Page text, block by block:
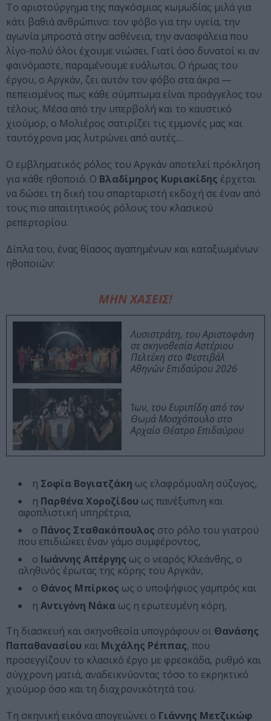
Το αριστούργημα της παγκόσμιας κωμωδίας μιλά για
κάτι βαθιά ανθρώπινο: τον φόβο για την υγεία, την
αγωνία μπροστά στην ασθένεια, την ανασφάλεια που
λίγο-πολύ όλοι έχουμε νιώσει. Γιατί όσο δυνατοί κι αν
φαινόμαστε, παραμένουμε ευάλωτοι. Ο ήρωας του
έργου, ο Αργκάν, ζει αυτόν τον φόβο στα άκρα —
πεπεισμένος πως κάθε σύμπτωμα είναι προάγγελος του
τέλους. Μέσα από την υπερβολή και το καυστικό
χιούμορ, ο Μολιέρος σατιρίζει τις εμμονές μας και
ταυτόχρονα μας λυτρώνει από αυτές…
Ο εμβληματικός ρόλος του Αργκάν αποτελεί πρόκληση
για κάθε ηθοποιό. Ο Βλαδίμηρος Κυριακίδης έρχεται
να δώσει τη δική του σπαρταριστή εκδοχή σε έναν από
τους πιο απαιτητικούς ρόλους του κλασικού
ρεπερτορίου.
Δίπλα του, ένας θίασος αγαπημένων και καταξιωμένων
ηθοποιών:
ΜΗΝ ΧΑΣΕΙΣ!
Λυσιστράτη, του Αριστοφάνη
σε σκηνοθεσία Αστέριου
Πελτέκη στο Φεστιβάλ
Αθηνών Επιδαύρου 2026
Ίων, του Ευριπίδη από τον
Θωμά Μοσχόπουλο στο
Αρχαίο Θέατρο Επιδαύρου
η Σοφία Βογιατζάκη ως ελαφρόμυαλη σύζυγος,
η Παρθένα Χοροζίδου ως πανέξυπνη και
αφοπλιστική υπηρέτρια,
ο Πάνος Σταθακόπουλος στο ρόλο του γιατρού
που επιδιώκει έναν γάμο συμφέροντος,
ο Ιωάννης Απέργης ως ο νεαρός Κλεάνθης, ο
αληθινός έρωτας της κόρης του Αργκάν,
ο Θάνος Μπίρκος ως ο υποψήφιος γαμπρός και
η Αντιγόνη Νάκα ως η ερωτευμένη κόρη,
Τη διασκευή και σκηνοθεσία υπογράφουν οι Θανάσης
Παπαθανασίου και Μιχάλης Ρέππας, που
προσεγγίζουν το κλασικό έργο με φρεσκάδα, ρυθμό και
σύγχρονη ματιά, αναδεικνύοντας τόσο το εκρηκτικό
χιούμορ όσο και τη διαχρονικότητά του.
Τη σκηνική εικόνα απογειώνει ο Γιάννης Μετζικώφ